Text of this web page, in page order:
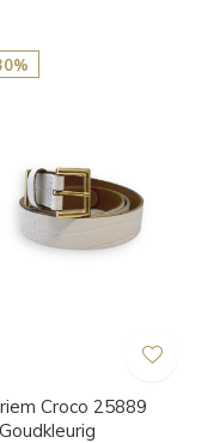
Croco 25889